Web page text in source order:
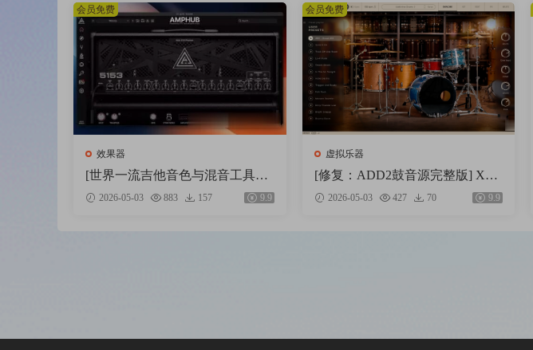
效果器
[世界一流吉他音色与混音工具全
套合集] STL Tones Bundle v2026.0
4 [WiN, MacOSX]（1.48GB+3.34
2026-05-03 883 157 9.9
会员免费
虚拟乐器
[修复：ADD2鼓音源完整版] XLN
Audio Addictive Drums 2 Complete
v2.9.0.4 FIXED ONLY-R2R+安装
2026-05-03 427 70 9.9
会员免费